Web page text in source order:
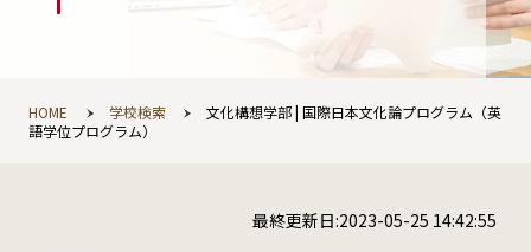
HOME 学校検索
文化構想学部 | 国際日本文化論プログラム（英
語学位プログラム）
最終更新日:2023-05-25 14:42:55